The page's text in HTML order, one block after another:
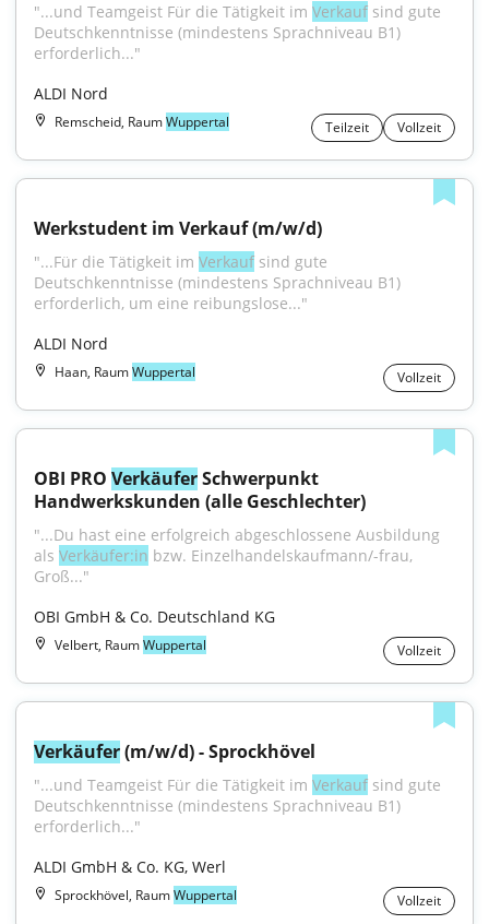
"...und Teamgeist Für die Tätigkeit im Verkauf sind gute
Deutschkenntnisse (mindestens Sprachniveau B1)
erforderlich..."
ALDI Nord
Remscheid, RaumWuppertal Teilzeit Vollzeit
Werkstudent im Verkauf (m/w/d)
"...Für die Tätigkeit im Verkauf sind gute
Deutschkenntnisse (mindestens Sprachniveau B1)
erforderlich, um eine reibungslose..."
ALDI Nord
Haan, RaumWuppertal Vollzeit
OBI PRO Verkäufer Schwerpunkt
Handwerkskunden (alle Geschlechter)
"...Du hast eine erfolgreich abgeschlossene Ausbildung
als Verkäufer:in bzw. Einzelhandelskaufmann/-frau,
Groß..."
OBI GmbH & Co. Deutschland KG
Velbert, RaumWuppertal Vollzeit
Verkäufer (m/w/d) - Sprockhövel
"...und Teamgeist Für die Tätigkeit im Verkauf sind gute
Deutschkenntnisse (mindestens Sprachniveau B1)
erforderlich..."
ALDI GmbH & Co. KG, Werl
Sprockhövel, RaumWuppertal Vollzeit